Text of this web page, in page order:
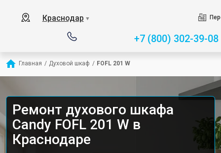
Краснодар ▼
+7 (800) 302-39-08
Главная / Духовой шкаф / FOFL 201 W
Ремонт духового шкафа
Candy FOFL 201 W в
Краснодаре